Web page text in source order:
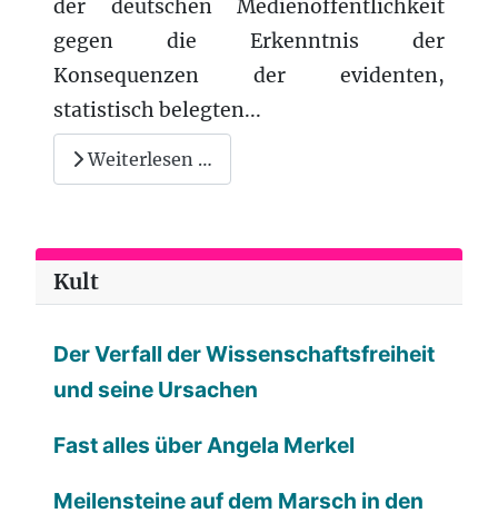
der deutschen Medienöffentlichkeit
gegen die Erkenntnis der
Konsequenzen der evidenten,
statistisch belegten...
Weiterlesen …
Kult
Der Verfall der Wissenschaftsfreiheit
und seine Ursachen
Fast alles über Angela Merkel
Meilensteine auf dem Marsch in den